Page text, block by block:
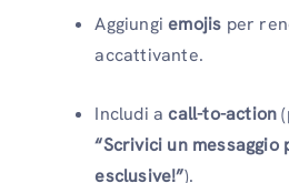
Aggiungiemojis per
accattivante.
Includi acall-to-action
“Scrivici un
esclusive!”).